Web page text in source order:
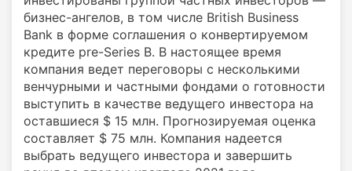
бизнес-ангелов, в том числе British Business
Bank в форме соглашения о конвертируемом
кредите pre-Series B. В настоящее время
компания ведет переговоры с несколькими
венчурными и частными фондами о готовности
выступить в качестве ведущего инвестора на
оставшиеся $ 15 млн. Прогнозируемая оценка
составляет $ 75 млн. Компания надеется
выбрать ведущего инвестора и завершить